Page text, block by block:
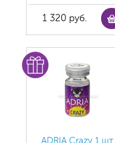
1 320 руб.